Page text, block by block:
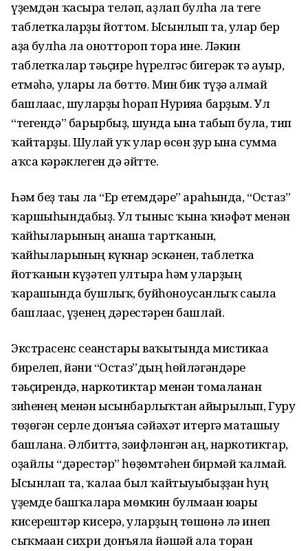
үҙемдән ҡасырға теләп, аҙлап булһа ла теге
таблеткаларҙы йоттом. Ысынлып та, улар бер
аҙға булһа ла оноттороп тора ине. Ләкин
таблеткалар тәьҫире һүрелгәс бигерәк тә ауыр,
етмәһә, улары ла бөттө. Мин бик түҙә алмай
башлағас, шуларҙы һорап Нурияға барҙым. Ул
“тегендә” барырбыҙ, шунда ғына табып була, тип
ҡайтарҙы. Шулай уҡ улар өсөн ҙур ғына сумма
аҡса кәрәклеген дә әйтте.
Һәм беҙ тағы ла “Ер етемдәре” араһында, “Остаз”
ҡаршыһындабыҙ. Ул тыныс ҡына ҡиәфәт менән
ҡайһыларының анаша тартҡанын,
ҡайһыларының күкнар эскәнен, таблетка
йотҡанын күҙәтеп ултыра һәм уларҙың
ҡарашында бушлыҡ, буйһоноусанлыҡ сағыла
башлағас, үҙенең дәрестәрен башлай.
Экстрасенс сеанстары ваҡытында мистикаға
бирелеп, йәғни “Остаз”дың һөйләгәндәре
тәьҫирендә, наркотиктар менән томаланған
зиһенең менән ысынбарлыҡтан айырылып, Гуру
төҙөгән серле донъяға сәйәхәт итергә маташыу
башлана. Әлбиттә, зәғифләнгән аң, наркотиктар,
оҙайлы “дәрестәр” һөҙөмтәһен бирмәй ҡалмай.
Ысынлап та, ҡалаға был ҡайтыуыбыҙҙан һуң
үҙемде башҡаларға мөмкин булмаған юғары
кисерештәр кисерә, уларҙың төшөнә лә инеп
сыҡмаған сихри донъяла йәшәй ала торған